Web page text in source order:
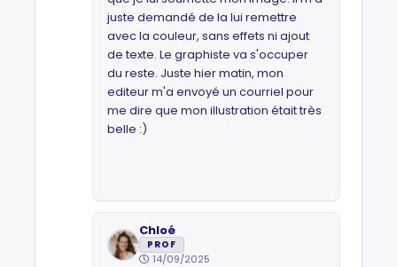
juste demandé de la lui remettre
avec la couleur, sans effets ni ajout
de texte. Le graphiste va s'occuper
du reste. Juste hier matin, mon
editeur m'a envoyé un courriel pour
me dire que mon illustration était très
belle :)
Chloé
PROF
14/09/2025